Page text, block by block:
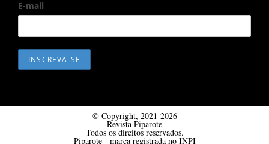
E-mail
© Copyright, 2021-2026
Revista Piparote
Todos os direitos reservados.
Piparote - marca registrada no INPI